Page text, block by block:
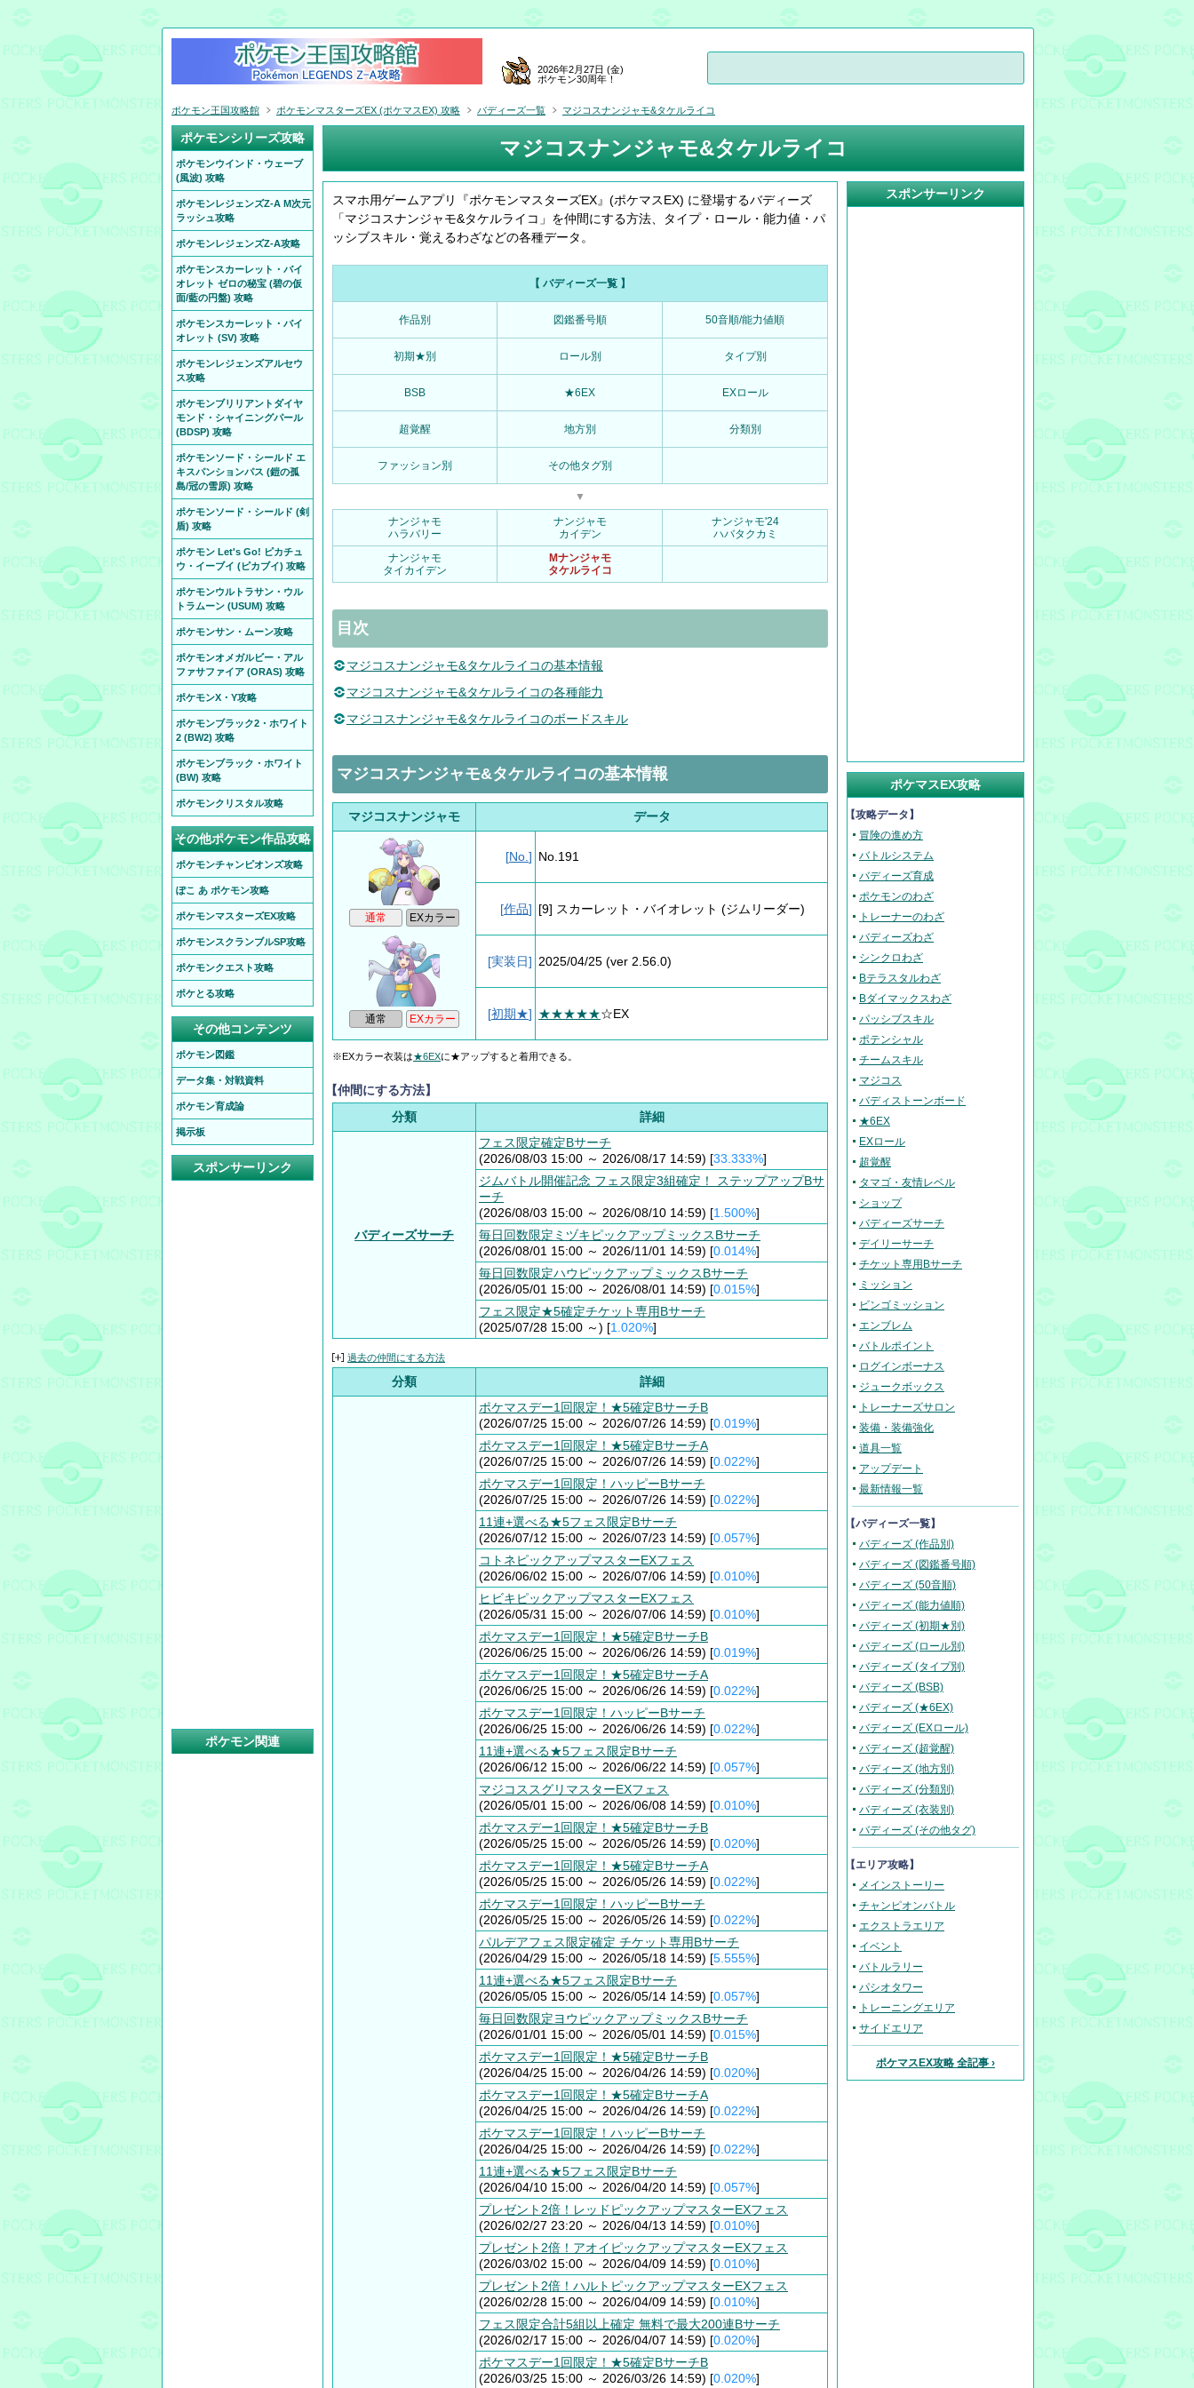
マジコスナンジャモ&タケルライコ
スマホ用ゲームアプリ『ポケモンマスターズEX』(ポケマスEX) に登場するバディーズ
「マジコスナンジャモ&タケルライコ」を仲間にする方法、タイプ・ロール・能力値・パ
ッシブスキル・覚えるわざなどの各種データ。
【 バディーズ一覧 】
作品別 図鑑番号順 50音順/能力値順
初期★別 ロール別 タイプ別
BSB ★6EX EXロール
超覚醒 地方別 分類別
ファッション別 その他タグ別
▼
ナンジャモ
ハラバリー
ナンジャモ
カイデン
ナンジャモ'24
ハバタクカミ
ナンジャモ
タイカイデン
Mナンジャモ
タケルライコ
目次
マジコスナンジャモ&タケルライコの基本情報
マジコスナンジャモ&タケルライコの各種能力
マジコスナンジャモ&タケルライコのボードスキル
マジコスナンジャモ&タケルライコの基本情報
マジコスナンジャモ データ
[No. ] No.191
[作品] [9] スカーレット・バイオレット (ジムリーダー)
[実装日] 2025/04/25 (ver 2.56.0)
[初期★] ★★★★★☆EX
※EXカラー衣装は★6EXに★アップすると着用できる。
【仲間にする方法】
分類
詳細
バディーズサーチ
フェス限定確定Bサーチ
(2026/08/03 15:00 ～ 2026/08/17 14:59) [33.333%]
ジムバトル開催記念 フェス限定3組確定！ ステップアップBサ
ーチ
(2026/08/03 15:00 ～ 2026/08/10 14:59) [1.500%]
毎日回数限定ミヅキピックアップミックスBサーチ
(2026/08/01 15:00 ～ 2026/11/01 14:59) [0.014%]
毎日回数限定ハウピックアップミックスBサーチ
(2026/05/01 15:00 ～ 2026/08/01 14:59) [0.015%]
フェス限定★5確定チケット専用Bサーチ
(2025/07/28 15:00 ～) [1.020%]
過去の仲間にする方法
分類
詳細
ポケマスデー1回限定！★5確定BサーチB
(2026/07/25 15:00 ～ 2026/07/26 14:59) [0.019%]
ポケマスデー1回限定！★5確定BサーチA
(2026/07/25 15:00 ～ 2026/07/26 14:59) [0.022%]
ポケマスデー1回限定！ハッピーBサーチ
(2026/07/25 15:00 ～ 2026/07/26 14:59) [0.022%]
11連+選べる★5フェス限定Bサーチ
(2026/07/12 15:00 ～ 2026/07/23 14:59) [0.057%]
コトネピックアップマスターEXフェス
(2026/06/02 15:00 ～ 2026/07/06 14:59) [0.010%]
ヒビキピックアップマスターEXフェス
(2026/05/31 15:00 ～ 2026/07/06 14:59) [0.010%]
ポケマスデー1回限定！★5確定BサーチB
(2026/06/25 15:00 ～ 2026/06/26 14:59) [0.019%]
ポケマスデー1回限定！★5確定BサーチA
(2026/06/25 15:00 ～ 2026/06/26 14:59) [0.022%]
ポケマスデー1回限定！ハッピーBサーチ
(2026/06/25 15:00 ～ 2026/06/26 14:59) [0.022%]
11連+選べる★5フェス限定Bサーチ
(2026/06/12 15:00 ～ 2026/06/22 14:59) [0.057%]
マジコススグリマスターEXフェス
(2026/05/01 15:00 ～ 2026/06/08 14:59) [0.010%]
ポケマスデー1回限定！★5確定BサーチB
(2026/05/25 15:00 ～ 2026/05/26 14:59) [0.020%]
ポケマスデー1回限定！★5確定BサーチA
(2026/05/25 15:00 ～ 2026/05/26 14:59) [0.022%]
ポケマスデー1回限定！ハッピーBサーチ
(2026/05/25 15:00 ～ 2026/05/26 14:59) [0.022%]
パルデアフェス限定確定 チケット専用Bサーチ
(2026/04/29 15:00 ～ 2026/05/18 14:59) [5.555%]
11連+選べる★5フェス限定Bサーチ
(2026/05/05 15:00 ～ 2026/05/14 14:59) [0.057%]
毎日回数限定ヨウピックアップミックスBサーチ
(2026/01/01 15:00 ～ 2026/05/01 14:59) [0.015%]
ポケマスデー1回限定！★5確定BサーチB
(2026/04/25 15:00 ～ 2026/04/26 14:59) [0.020%]
ポケマスデー1回限定！★5確定BサーチA
(2026/04/25 15:00 ～ 2026/04/26 14:59) [0.022%]
ポケマスデー1回限定！ハッピーBサーチ
(2026/04/25 15:00 ～ 2026/04/26 14:59) [0.022%]
11連+選べる★5フェス限定Bサーチ
(2026/04/10 15:00 ～ 2026/04/20 14:59) [0.057%]
プレゼント2倍！レッドピックアップマスターEXフェス
(2026/02/27 23:20 ～ 2026/04/13 14:59) [0.010%]
プレゼント2倍！アオイピックアップマスターEXフェス
(2026/03/02 15:00 ～ 2026/04/09 14:59) [0.010%]
プレゼント2倍！ハルトピックアップマスターEXフェス
(2026/02/28 15:00 ～ 2026/04/09 14:59) [0.010%]
フェス限定合計5組以上確定 無料で最大200連Bサーチ
(2026/02/17 15:00 ～ 2026/04/07 14:59) [0.020%]
ポケマスデー1回限定！★5確定BサーチB
(2026/03/25 15:00 ～ 2026/03/26 14:59) [0.020%]
スポンサーリンク
ポケマスEX攻略
【攻略データ】
冒険の進め方
バトルシステム
バディーズ育成
ポケモンのわざ
トレーナーのわざ
バディーズわざ
シンクロわざ
Bテラスタルわざ
Bダイマックスわざ
パッシブスキル
ポテンシャル
チームスキル
マジコス
バディストーンボード
★6EX
EXロール
超覚醒
タマゴ・友情レベル
ショップ
バディーズサーチ
デイリーサーチ
チケット専用Bサーチ
ミッション
ビンゴミッション
エンブレム
バトルポイント
ログインボーナス
ジュークボックス
トレーナーズサロン
装備・装備強化
道具一覧
アップデート
最新情報一覧
【バディーズ一覧】
バディーズ (作品別)
バディーズ (図鑑番号順)
バディーズ (50音順)
バディーズ (能力値順)
バディーズ (初期★別)
バディーズ (ロール別)
バディーズ (タイプ別)
バディーズ (BSB)
バディーズ (★6EX)
バディーズ (EXロール)
バディーズ (超覚醒)
バディーズ (地方別)
バディーズ (分類別)
バディーズ (衣装別)
バディーズ (その他タグ)
【エリア攻略】
メインストーリー
チャンピオンバトル
エクストラエリア
イベント
バトルラリー
パシオタワー
トレーニングエリア
サイドエリア
ポケマスEX攻略 全記事 ›
2026年2月27日 (金)
ポケモン30周年！
ポケモン王国攻略館 ポケモンマスターズEX (ポケマスEX) 攻略 バディーズ一覧 マジコスナンジャモ&タケルライコ
ポケモンシリーズ攻略
ポケモンウインド・ウェーブ
(風波) 攻略
ポケモンレジェンズZ-A M次元
ラッシュ攻略
ポケモンレジェンズZ-A攻略
ポケモンスカーレット・バイ
オレット ゼロの秘宝 (碧の仮
面/藍の円盤) 攻略
ポケモンスカーレット・バイ
オレット (SV) 攻略
ポケモンレジェンズアルセウ
ス攻略
ポケモンブリリアントダイヤ
モンド・シャイニングパール
(BDSP) 攻略
ポケモンソード・シールド エ
キスパンションパス (鎧の孤
島/冠の雪原) 攻略
ポケモンソード・シールド (剣
盾) 攻略
ポケモン Let's Go! ピカチュ
ウ・イーブイ (ピカブイ) 攻略
ポケモンウルトラサン・ウル
トラムーン (USUM) 攻略
ポケモンサン・ムーン攻略
ポケモンオメガルビー・アル
ファサファイア (ORAS) 攻略
ポケモンX・Y攻略
ポケモンブラック2・ホワイト
2 (BW2) 攻略
ポケモンブラック・ホワイト
(BW) 攻略
ポケモンクリスタル攻略
その他ポケモン作品攻略
ポケモンチャンピオンズ攻略
ぽこ あ ポケモン攻略
ポケモンマスターズEX攻略
ポケモンスクランブルSP攻略
ポケモンクエスト攻略
ポケとる攻略
その他コンテンツ
ポケモン図鑑
データ集・対戦資料
ポケモン育成論
掲示板
スポンサーリンク
ポケモン関連